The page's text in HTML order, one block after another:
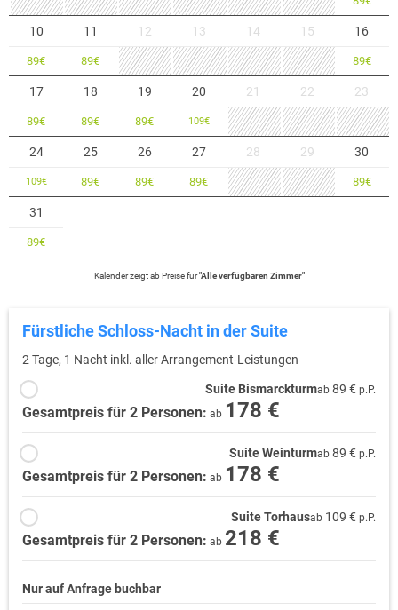
10
89€
11
89€
12 13 14 15 16
89€
17
89€
18
89€
19
89€
20
109€
21 22 23
24
109€
25
89€
26
89€
27
89€
28 29 30
89€
31
89€
Kalender zeigtab Preise für"Alle verfügbaren Zimmer"
Fürstliche Schloss-Nacht in der Suite
2 Tage, 1 Nacht inkl. aller Arrangement-Leistungen
Suite Bismarckturmab 89 € p.P.
Gesamtpreis für 2 Personen: ab 178 €
Suite Weinturmab 89 € p.P.
Gesamtpreis für 2 Personen: ab 178 €
Suite Torhausab 109 € p.P.
Gesamtpreis für 2 Personen: ab 218 €
Nur auf Anfrage buchbar